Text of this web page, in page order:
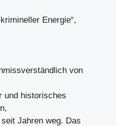
Energie“,
von
und historisches
Jahren weg. Das